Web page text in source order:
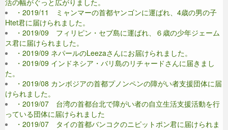
・2019/11 ミャンマーの首都ヤンゴンに運ばれ、4歳の男の子
Htet君に届けられました。
・2019/09 フィリピン・セブ島に運ばれ、６歳の少年ジェーム
ス君に届けられました。
・2019/09 ネパールのLeezaさんにお届けられました。
・2019/09 インドネシア・バリ島のリチャードさんに届きまし
た。
・2019/08 カンボジアの首都プノンペンの障がい者支援団体に届
けられました。
・2019/07 台湾の首都台北で障がい者の自立生活支援活動を行
っている団体に届けられました
・2019/07 タイの首都バンコクのニピットポン君に届けられま